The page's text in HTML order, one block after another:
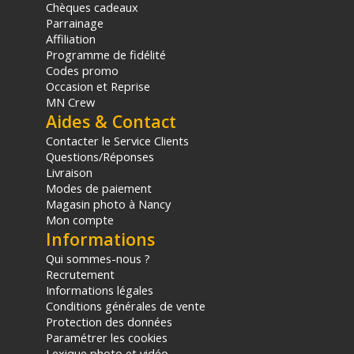
Lames de diaphragme : x18
Diamètre de la bague de mise au point : 77,6 mm
PHYSIQUE
Dimensions (DxL) : 79 x 93,1 mm
Poids : 587 grammes
Coloris : Noir
Kit :
CONTENU DU CARTON
1x Objectif Sirui Night Walker 16mm T1.2 S35 Micro 4/3
1x Objectif Sirui Night Walker 75mm T1.2 S35 Micro 4/3
1x Sac de stockage
1x Carte de garantie
1x Carte de service
Offre valable jusqu'au 08-08-2026 inclus.
Code EAN Sirui Night Walker kit 16 et 75 mm T1.2 S35 Micro
4/3 Noir - Objectif vidéo - Achat & prix :
Garantie 3 ans
Chèques cadeaux
Parrainage
Affiliation
Programme de fidélité
Codes promo
Occasion et Reprise
MN Crew
Aides & Contact
Contacter le Service Clients
Questions/Réponses
Livraison
Modes de paiement
Magasin photo à Nancy
Mon compte
Informations
Qui sommes-nous ?
Recrutement
Informations légales
Conditions générales de vente
Protection des données
Paramétrer les cookies